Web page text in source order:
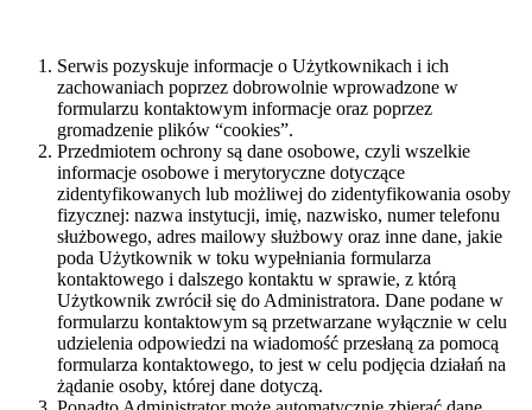
Serwis pozyskuje informacje o Użytkownikach i ich
zachowaniach poprzez dobrowolnie wprowadzone w
formularzu kontaktowym informacje oraz poprzez
gromadzenie plików “cookies”.
Przedmiotem ochrony są dane osobowe, czyli wszelkie
informacje osobowe i merytoryczne dotyczące
zidentyfikowanych lub możliwej do zidentyfikowania osoby
fizycznej: nazwa instytucji, imię, nazwisko, numer telefonu
służbowego, adres mailowy służbowy oraz inne dane, jakie
poda Użytkownik w toku wypełniania formularza
kontaktowego i dalszego kontaktu w sprawie, z którą
Użytkownik zwrócił się do Administratora. Dane podane w
formularzu kontaktowym są przetwarzane wyłącznie w celu
udzielenia odpowiedzi na wiadomość przesłaną za pomocą
formularza kontaktowego, to jest w celu podjęcia działań na
żądanie osoby, której dane dotyczą.